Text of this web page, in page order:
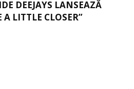
DEEJAYS LANSEAZĂ
A LITTLE CLOSER”